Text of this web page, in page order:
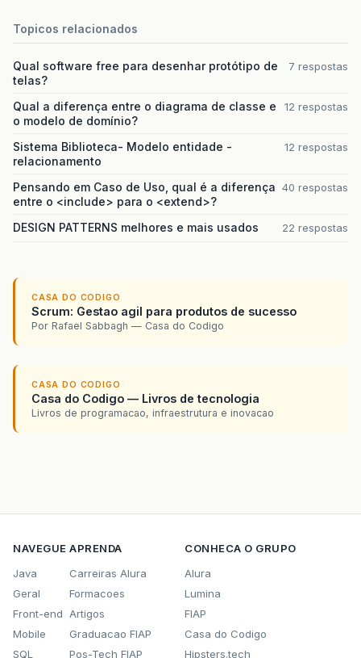
Topicos relacionados
Qual software free para desenhar protótipo de
telas?
7 respostas
Qual a diferença entre o diagrama de classe e
o modelo de domínio?
12 respostas
Sistema Biblioteca- Modelo entidade -
relacionamento
12 respostas
Pensando em Caso de Uso, qual é a diferença
entre o <include> para o <extend>?
40 respostas
DESIGN PATTERNS melhores e mais usados 22 respostas
CASA DO CODIGO
Scrum: Gestao agil para produtos de sucesso
Por Rafael Sabbagh — Casa do Codigo
CASA DO CODIGO
Casa do Codigo — Livros de tecnologia
Livros de programacao, infraestrutura e inovacao
NAVEGUE
Java
Geral
Front-end
Mobile
SQL
APRENDA
Carreiras Alura
Formacoes
Artigos
Graduacao FIAP
Pos-Tech FIAP
CONHECA O GRUPO
Alura
Lumina
FIAP
Casa do Codigo
Hipsters.tech